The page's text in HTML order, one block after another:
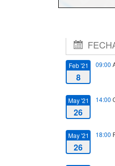
Feb '21
8
09:00
May '21
26
14:00
May '21
26
18:00